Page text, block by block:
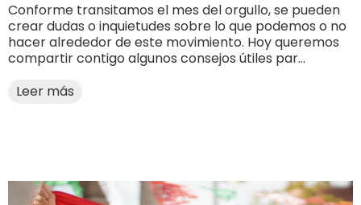
Conforme transitamos el mes del orgullo, se pueden
crear dudas o inquietudes sobre lo que podemos o no
hacer alrededor de este movimiento. Hoy queremos
compartir contigo algunos consejos útiles par...
Leer más